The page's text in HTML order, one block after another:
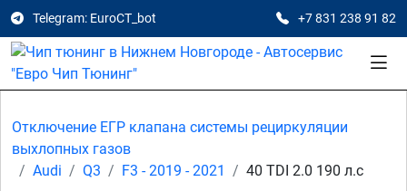
Telegram: EuroCT_bot +7 831 238 91 82
Отключение ЕГР клапана системы рециркуляции
выхлопных газов
Audi
Q3 F3 - 2019 - 2021 40 TDI 2.0 190 л.с